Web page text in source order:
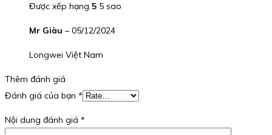
Được xếp hạng 5 5 sao
Mr Giàu – 05/12/2024
Longwei Việt Nam
Thêm đánh giá
Đánh giá của bạn *
Nội dung đánh giá *